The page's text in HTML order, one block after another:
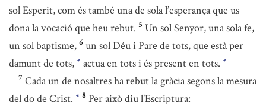
sol Esperit, com és també una de sola l’esperança que us
dona la vocació que heu rebut. 5 Un sol Senyor, una sola fe,
un sol baptisme, 6 un sol Déu i Pare de tots, que està per
damunt de tots, * actua en tots i és present en tots. *
7 Cada un de nosaltres ha rebut la gràcia segons la mesura
del do de Crist. * 8 Per això diu l’Escriptura: